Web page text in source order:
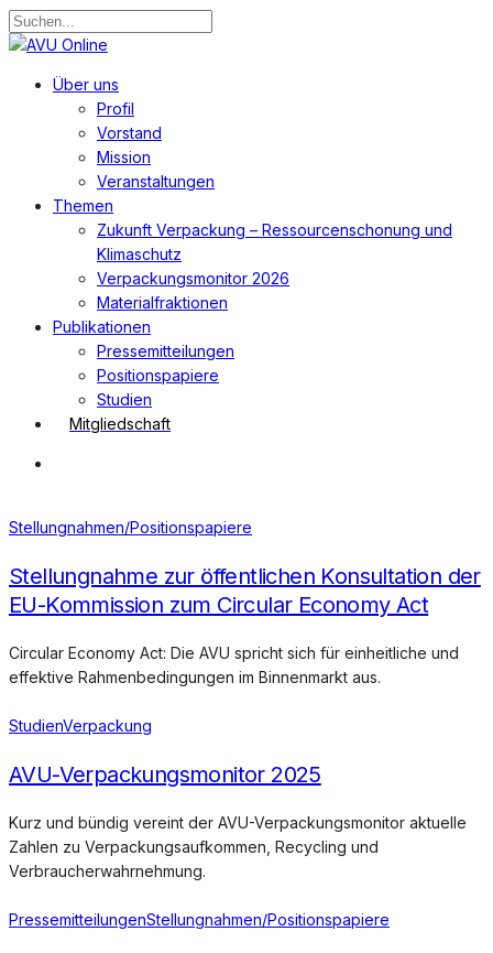
Zum
Hauptinhalt
Suche
Suchen
Menü
Über uns
Profil
Vorstand
Mission
Veranstaltungen
Themen
Zukunft Verpackung – Ressourcenschonung und
Klimaschutz
Verpackungsmonitor 2026
Materialfraktionen
Publikationen
Pressemitteilungen
Positionspapiere
Studien
Mitgliedschaft
Stellungnahmen/Positionspapiere
Stellungnahme zur öffentlichen Konsultation der
EU-Kommission zum Circular Economy Act
Circular Economy Act: Die AVU spricht sich für einheitliche und
effektive Rahmenbedingungen im Binnenmarkt aus.
StudienVerpackung
AVU-Verpackungsmonitor 2025
Kurz und bündig vereint der AVU-Verpackungsmonitor aktuelle
Zahlen zu Verpackungsaufkommen, Recycling und
Verbraucherwahrnehmung.
PressemitteilungenStellungnahmen/Positionspapiere